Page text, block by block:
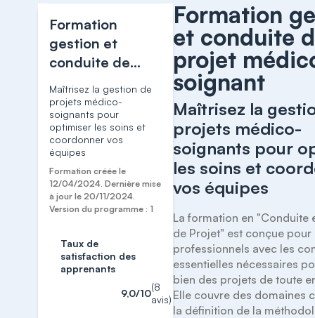
Formation
gestion et
conduite de
projet médico-
soignant
Maîtrisez la gestion de
projets médico-
soignants pour
optimiser les soins et
coordonner vos
équipes
Formation créée le
12/04/2024. Dernière mise
à jour le 20/11/2024.
Version du programme : 1
Taux de
satisfaction des
apprenants
9,0/10
(8
avis)
Formation
et conduite
projet
soignant
Maîtrisez la
projets médico-
soignants pour
les soins et
vos équipes
La formation en "Conduite
de Projet" est conçue
professionnels avec les
essentielles nécessaires
bien des projets de toute
Elle couvre des domaines
la définition de la